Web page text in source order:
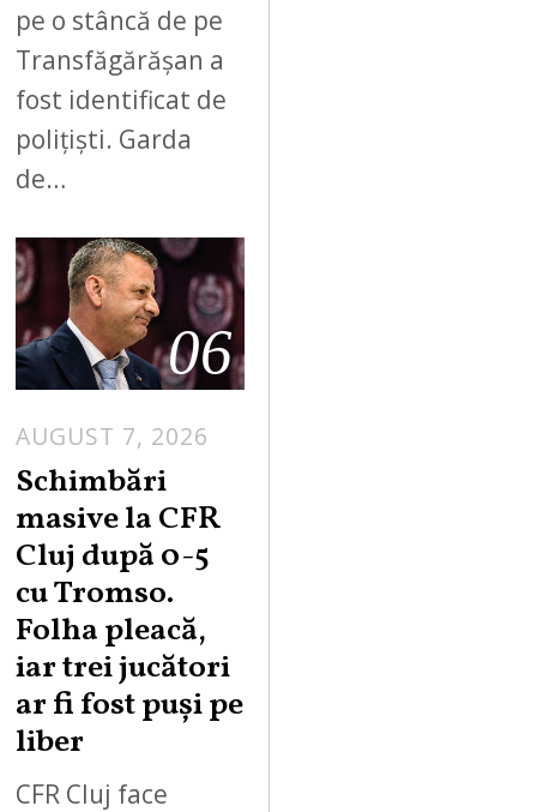
pe o stâncă de pe
Transfăgărășan a
fost identificat de
polițiști. Garda
de…
06
AUGUST 7, 2026
Schimbări
masive la CFR
Cluj după 0-5
cu Tromso.
Folha pleacă,
iar trei jucători
ar fi fost puși pe
liber
CFR Cluj face